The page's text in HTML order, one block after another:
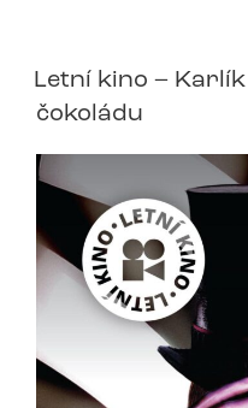
Letní kino –
čokoládu